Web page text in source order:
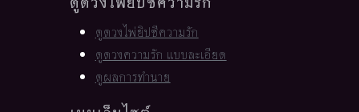
ดูดวงไพ่ยิปซีความรัก
ดูดวงความรัก แบบละเอียด
ดูผลการทำนาย